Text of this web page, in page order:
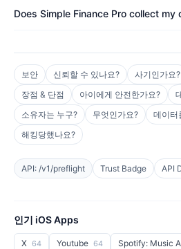
Does Simple Finance Pro collect my
보안 신뢰할 수 있나요? 사기인가요?
장점 & 단점
아이에게 안전한가요?
소유자는 누구?
무엇인가요?
데이터
해킹당했나요?
API: /v1/preflight Trust Badge API
인기 iOS Apps
X 64 Youtube 64 Spotify: Music